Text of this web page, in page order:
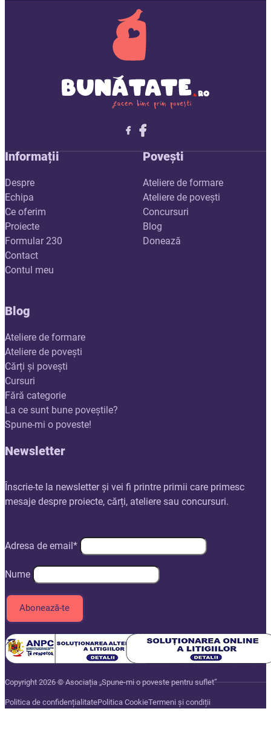
Follow me on X
Follow me on LinkedIn
Follow me on X
Informații
Despre
Echipa
Ce oferim
Proiecte
Formular 230
Contact
Contul meu
Povești
Ateliere de formare
Ateliere de povești
Concursuri
Blog
Donează
Blog
Ateliere de formare
Ateliere de povești
Cărți și povești
Cursuri
Fără categorie
La ce sunt bune poveștile?
Spune-mi o poveste!
Newsletter
Înscrie-te la newsletter și vei fi printre primii care primesc
mesaje despre proiecte, cărți, ateliere sau concursuri.
Adresa de email*
Nume
Copyright 2026 © Asociația „Spune-mi o poveste pentru suflet”
Politica de confidențialitatePolitica CookieTermeni și condiții